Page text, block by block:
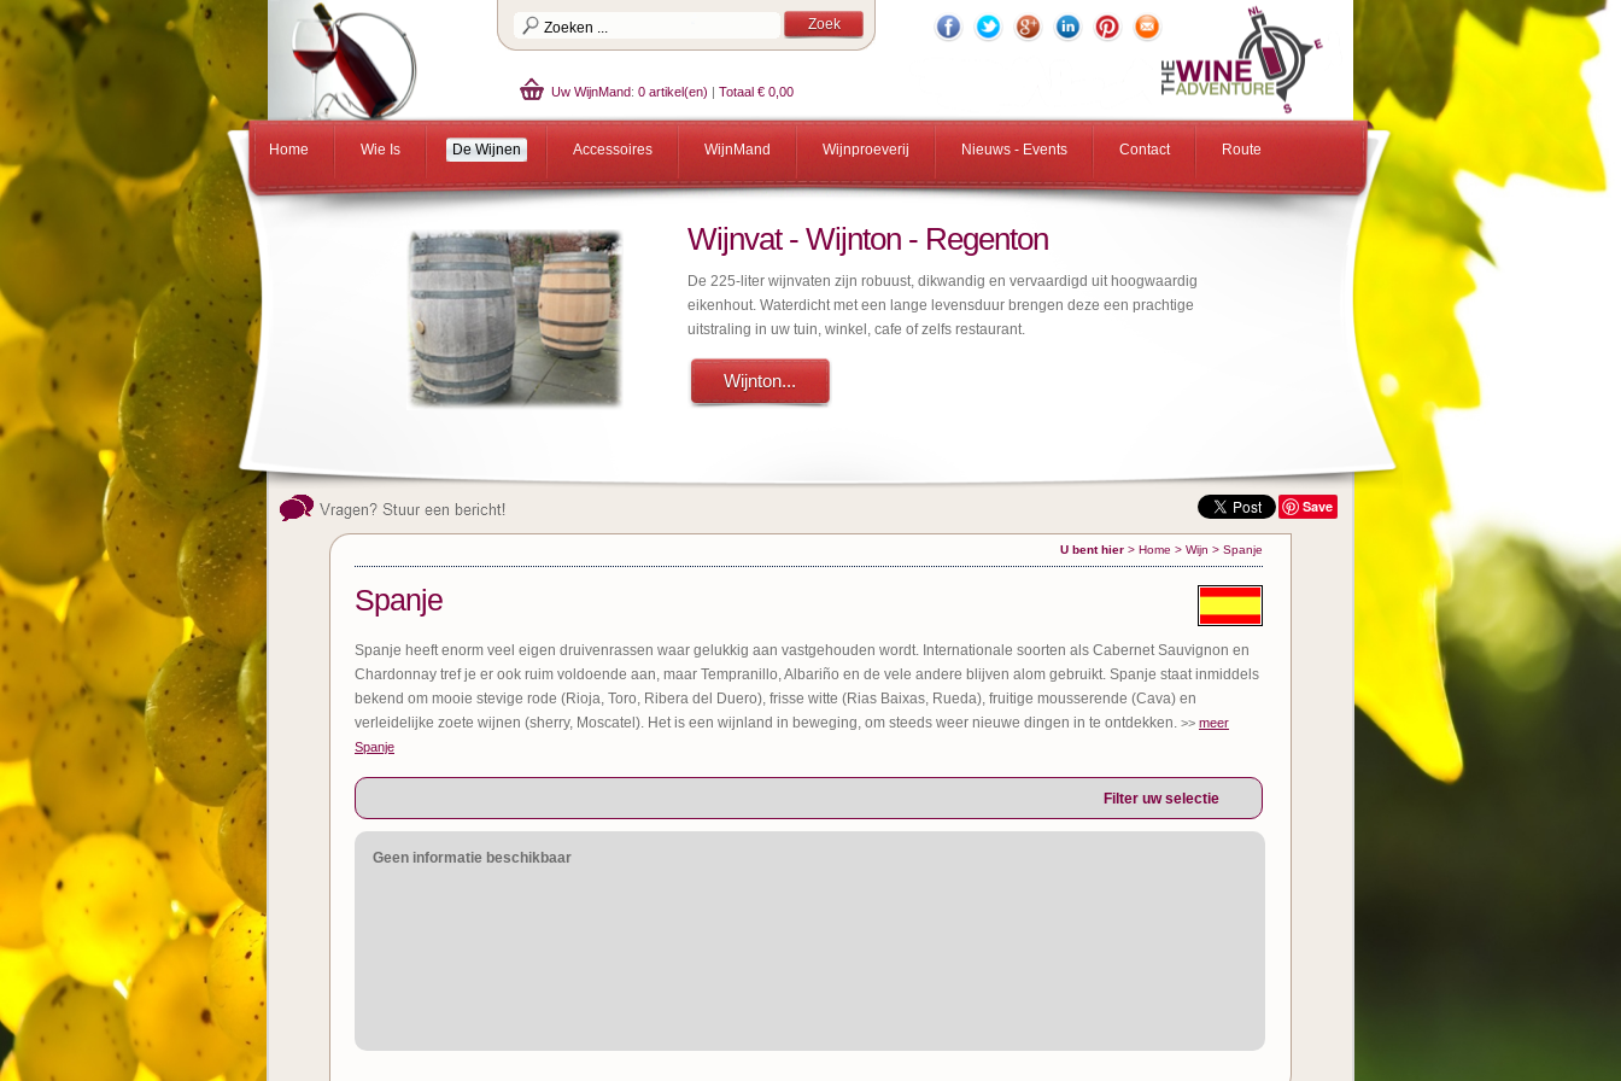
Uw WijnMand: 0 artikel(en) | Totaal € 0,00
Home Wie Is De Wijnen Accessoires WijnMand Wijnproeverij Nieuws - Events Contact Route
Wijnvat - Wijnton - Regenton
De 225-liter wijnvaten zijn robuust, dikwandig en vervaardigd uit hoogwaardig
eikenhout. Waterdicht met een lange levensduur brengen deze een prachtige
uitstraling in uw tuin, winkel, cafe of zelfs restaurant.
Wijnton...
Save
U bent hier > Home > Wijn > Spanje
Spanje
Spanje heeft enorm veel eigen druivenrassen waar gelukkig aan vastgehouden wordt. Internationale soorten als Cabernet Sauvignon en
Chardonnay tref je er ook ruim voldoende aan, maar Tempranillo, Albariño en de vele andere blijven alom gebruikt. Spanje staat inmiddels
bekend om mooie stevige rode (Rioja, Toro, Ribera del Duero), frisse witte (Rias Baixas, Rueda), fruitige mousserende (Cava) en
verleidelijke zoete wijnen (sherry, Moscatel). Het is een wijnland in beweging, om steeds weer nieuwe dingen in te ontdekken. >> meer
Spanje
Filter uw selectie
Geen informatie beschikbaar